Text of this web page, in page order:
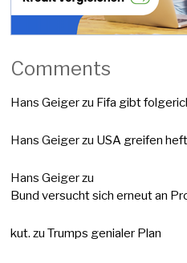
Comments
Hans Geigerzu Fifa gibt
Hans Geigerzu USA greifen
Hans Geigerzu
Bund versucht sich erneut an
kut. zuTrumps genialer Plan